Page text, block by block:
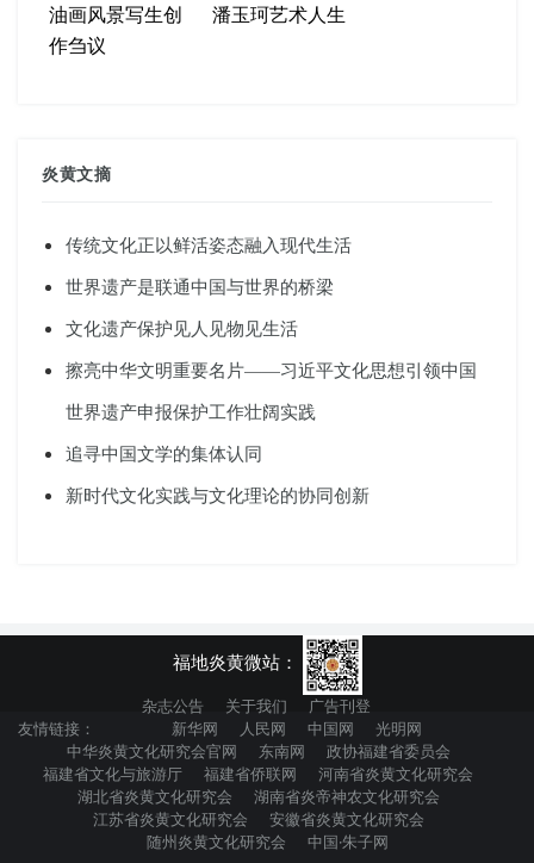
油画风景写生创
作刍议
潘玉珂艺术人生
炎黄文摘
传统文化正以鲜活姿态融入现代生活
世界遗产是联通中国与世界的桥梁
文化遗产保护见人见物见生活
擦亮中华文明重要名片——习近平文化思想引领中国
世界遗产申报保护工作壮阔实践
追寻中国文学的集体认同
新时代文化实践与文化理论的协同创新
福地炎黄微站：
杂志公告 关于我们
广告刊登
友情链接：
新华网 人民网 中国网
光明网
中华炎黄文化研究会官网
东南网
政协福建省委员会
福建省文化与旅游厅
福建省侨联网
河南省炎黄文化研究会
湖北省炎黄文化研究会
湖南省炎帝神农文化研究会
江苏省炎黄文化研究会
安徽省炎黄文化研究会
随州炎黄文化研究会
中国·朱子网